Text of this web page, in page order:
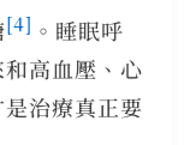
[4] 。睡眠呼
高血壓、心
治療真正要